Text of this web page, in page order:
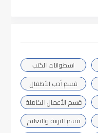
اسطوانات الكتب
قسم أدب الأطفال
قسم الأعمال الكاملة
قسم التربية والتعليم